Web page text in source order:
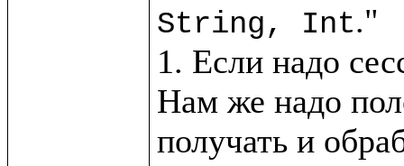
String, Int."
1. Если надо
Нам же надо
получать и